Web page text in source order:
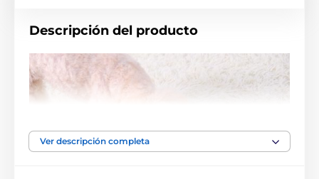
Descripción del producto
Ver descripción completa